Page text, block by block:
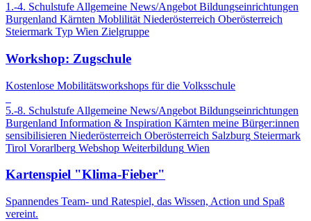
1.-4. Schulstufe Allgemeine News/Angebot Bildungseinrichtungen
Burgenland Kärnten Moblilität Niederösterreich Oberösterreich
Steiermark Typ Wien Zielgruppe
Workshop: Zugschule
Kostenlose Mobilitätsworkshops für die Volksschule
5.-8. Schulstufe Allgemeine News/Angebot Bildungseinrichtungen
Burgenland Information & Inspiration Kärnten meine Bürger:innen
sensibilisieren Niederösterreich Oberösterreich Salzburg Steiermark
Tirol Vorarlberg Webshop Weiterbildung Wien
Kartenspiel "Klima-Fieber"
Spannendes Team- und Ratespiel, das Wissen, Action und Spaß
vereint.